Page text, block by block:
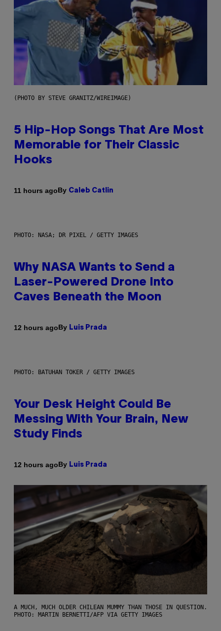
(PHOTO BY STEVE GRANITZ/WIREIMAGE)
5 Hip-Hop Songs That Are Most
Memorable for Their Classic
Hooks
11 hours agoBy Caleb Catlin
PHOTO: NASA; DR PIXEL / GETTY IMAGES
Why NASA Wants to Send a
Laser-Powered Drone Into
Caves Beneath the Moon
12 hours agoBy Luis Prada
PHOTO: BATUHAN TOKER / GETTY IMAGES
Your Desk Height Could Be
Messing With Your Brain, New
Study Finds
12 hours agoBy Luis Prada
A MUCH, MUCH OLDER CHILEAN MUMMY THAN THOSE IN QUESTION.
PHOTO: MARTIN BERNETTI/AFP VIA GETTY IMAGES